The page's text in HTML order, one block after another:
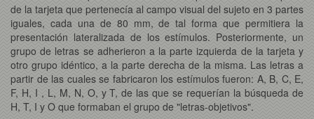
de la tarjeta que pertenecía al campo visual del sujeto en 3 partes
iguales, cada una de 80 mm, de tal forma que permitiera la
presentación lateralizada de los estímulos. Posteriormente, un
grupo de letras se adherieron a la parte izquierda de la tarjeta y
otro grupo idéntico, a la parte derecha de la misma. Las letras a
partir de las cuales se fabricaron los estímulos fueron: A, B, C, E,
F, H, I , L, M, N, O, y T, de las que se requerían la búsqueda de
H, T, I y O que formaban el grupo de "letras-objetivos".